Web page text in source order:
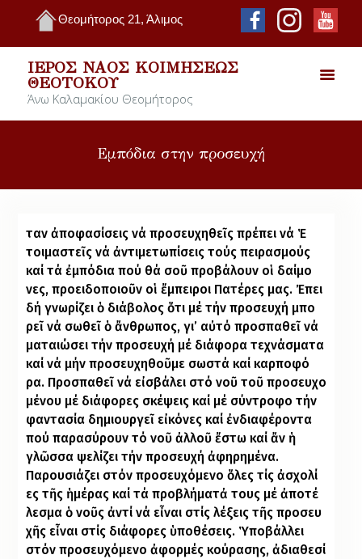
Θεομήτορος 21, Άλιμος
ΙΕΡΌΣ ΝΑΌΣ ΚΟΙΜΉΣΕΩΣ
ΘΕΟΤΌΚΟΥ
Άνω Καλαμακίου Θεομήτορος
Εμπόδια στην προσευχή
ταν ἀποφασίσεις νά προσευχηθεῖς πρέπει νά Ἑ
τοι­μα­στεῖς νά ἀντιμετωπίσεις τούς πειρασμούς
καί τά ἐμπόδια πού θά σοῦ προβάλουν οἱ δαίμο
νες,προειδοποιοῦν οἱ ἔμπειροι Πατέρες μας. Ἐπει
δή γνωρίζει ὁ διάβολος ὅτι μέ τήν προσευχή μπο
ρεῖ νά σωθεῖ ὁ ἄνθρωπος,γι’ αὐτό προ­σπα­θεῖ νά
ματαιώσει τήν προσευχή μέ διάφορα τεχνάσματα
καί νά μήν προσευχηθοῦμε σωστά καί καρποφό
ρα. Προσπαθεῖ νά εἰσβάλει στό νοῦ τοῦ προσευχο
μένου μέ διάφορες σκέψεις καί μέ σύντροφο τήν
φαντασία δημιουργεῖ εἰκό­νες καίἐνδιαφέροντα
πού παρασύρουν τό νοῦ ἀλλοῦ ἔστω καί ἄν ἡ
γλῶσσα ψελίζει τήν προσευχή ἀφηρημένα.
Παρουσιάζει στόν προσευχόμενο ὅλες τίς ἀσχολί
ες τῆς ἡμέρας καί τά προβλήματἀ τους μέ ἀποτέ
λεσμα ὁ νοῦς ἀντί νά εἶ­ναι στίς λέ­ξεις τῆς προσευ
χῆς εἶναι στίς διάφορες ὑποθέσεις. Ὑποβάλλει
στόν προσευχόμενο ἀφορμές κούρασης,ἀδιαθεσί